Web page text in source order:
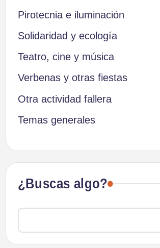
Pirotecnia e iluminación
Solidaridad y ecología
Teatro, cine y música
Verbenas y otras fiestas
Otra actividad fallera
Temas generales
¿Buscas algo?